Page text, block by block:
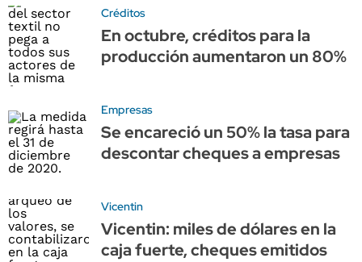
Créditos
En octubre, créditos para la
producción aumentaron un 80%
Empresas
Se encareció un 50% la tasa para
descontar cheques a empresas
Vicentin
Vicentin: miles de dólares en la
caja fuerte, cheques emitidos